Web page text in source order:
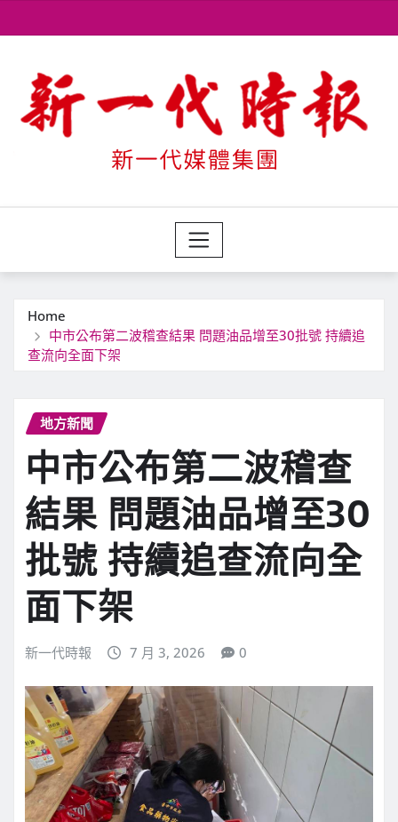
to
Home
中市公布第二波稽查結果 問題油品增至30批號 持續追
查流向全面下架
地方新聞
中市公布第二波稽查
結果 問題油品增至30
批號 持續追查流向全
面下架
新一代時報 7 月 3, 2026 0